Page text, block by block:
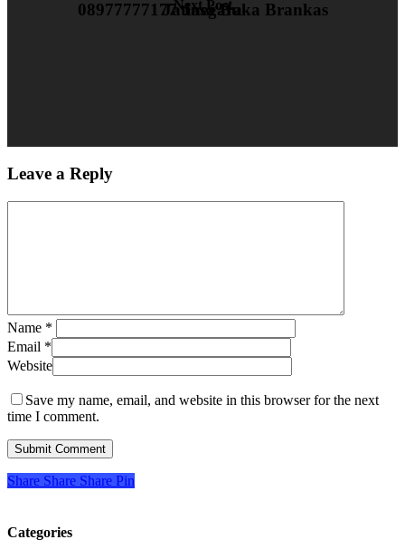
Next Post
08977777177 Jasa Buka Brankas Jatinegara
Leave a Reply
Name *
Email *
Website
Save my name, email, and website in this browser for the next
time I comment.
Share Share Share Pin
Categories